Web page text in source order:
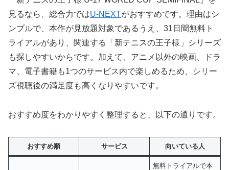
見るなら、総合力ではU-NEXTがおすすめです。理由はシ
ンプルで、本作が見放題対象であるうえ、31日間無料ト
ライアルがあり、関連する「新テニスの王子様」シリーズ
も探しやすいからです。加えて、アニメ以外の映画、ドラ
マ、電子書籍も1つのサービス内で楽しめるため、シリー
ズ視聴後の満足度も高くなりやすいです。
おすすめ度をわかりやすく整理すると、以下の通りです。
おすすめ順 サービス 向いている人
無料トライアルで本